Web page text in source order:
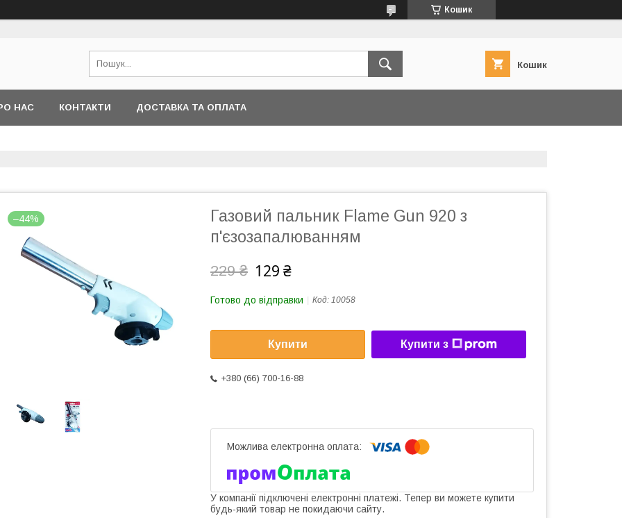
Кошик
Кошик
НАС КОНТАКТИ ДОСТАВКА ТА ОПЛАТА
–44%
Газовий пальник Flame Gun 920 з
п'єзозапалюванням
229 ₴ 129 ₴
Готово до відправки Код: 10058
Купити Купити з
+380 (66) 700-16-88
У компанії підключені електронні платежі. Тепер ви можете купити
будь-який товар не покидаючи сайту.